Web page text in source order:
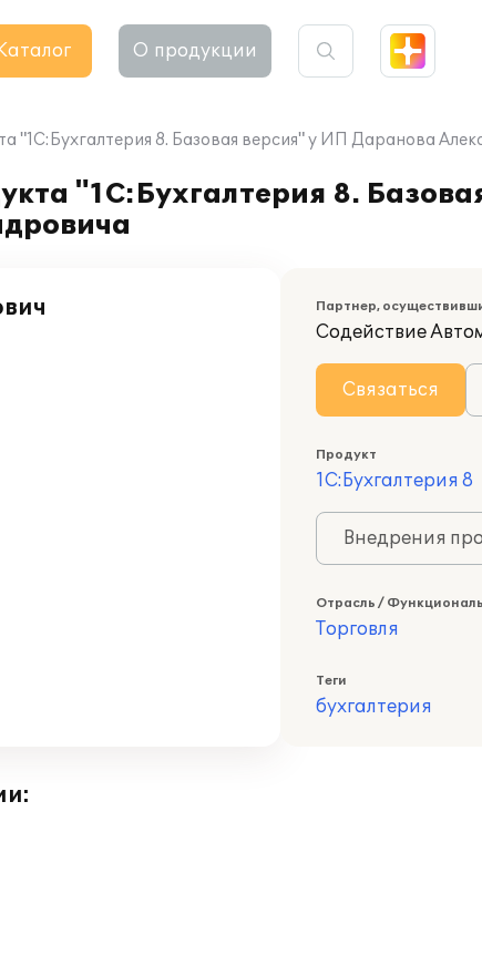
О продукции
"1С:Бухгалтерия 8. Базовая версия" у ИП Даранова
"1С:Бухгалтерия 8.
Партнер,
Содействие
Связаться
Продукт
1С:Бухгалтерия 8
Внедрения
Отрасль /
Торговля
Теги
бухгалтерия